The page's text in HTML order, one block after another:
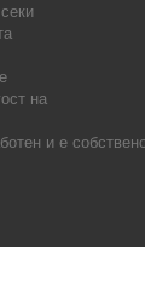
на
и е